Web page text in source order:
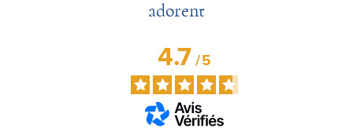
adorent
4.7/5